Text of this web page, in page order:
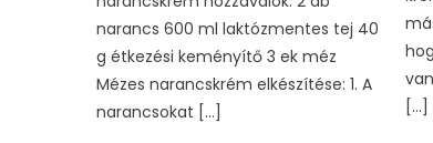
narancs 600 ml laktózmentes tej 40
g étkezési keményítő 3 ek méz
Mézes narancskrém elkészítése: 1. A
narancsokat […]
[…]